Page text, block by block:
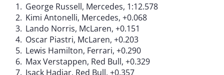
George Russell, Mercedes, 1:12.578
Kimi Antonelli, Mercedes, +0.068
Lando Norris, McLaren, +0.151
Oscar Piastri, McLaren, +0.203
Lewis Hamilton, Ferrari, +0.290
Max Verstappen, Red Bull, +0.329
Isack Hadjar, Red Bull, +0.357